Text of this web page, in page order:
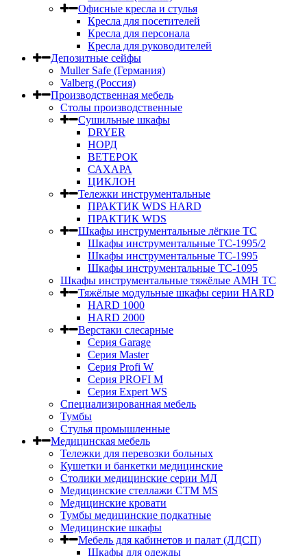
Офисные кресла и стулья
Кресла для посетителей
Кресла для персонала
Кресла для руководителей
Депозитные сейфы
Muller Safe (Германия)
Valberg (Россия)
Производственная мебель
Столы производственные
Сушильные шкафы
DRYER
НОРД
ВЕТЕРОК
САХАРА
ЦИКЛОН
Тележки инструментальные
ПРАКТИК WDS HARD
ПРАКТИК WDS
Шкафы инструментальные лёгкие ТС
Шкафы инструментальные ТС-1995/2
Шкафы инструментальные TC-1995
Шкафы инструментальные TC-1095
Шкафы инструментальные тяжёлые AMH TC
Тяжёлые модульные шкафы серии HARD
HARD 1000
HARD 2000
Верстаки слесарные
Серия Garage
Серия Master
Серия Profi W
Серия PROFI M
Серия Expert WS
Специализированная мебель
Тумбы
Стулья промышленные
Медицинская мебель
Тележки для перевозки больных
Кушетки и банкетки медицинские
Столики медицинские серии МД
Медицинские стеллажи СТМ MS
Медицинские кровати
Тумбы медицинские подкатные
Медицинские шкафы
Мебель для кабинетов и палат (ЛДСП)
Шкафы для одежды